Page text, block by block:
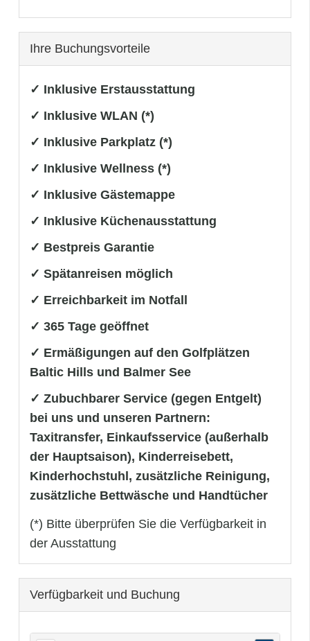
Ihre Buchungsvorteile
✓ Inklusive Erstausstattung
✓ Inklusive WLAN (*)
✓ Inklusive Parkplatz (*)
✓ Inklusive Wellness (*)
✓ Inklusive Gästemappe
✓ Inklusive Küchenausstattung
✓ Bestpreis Garantie
✓ Spätanreisen möglich
✓ Erreichbarkeit im Notfall
✓ 365 Tage geöffnet
✓ Ermäßigungen auf den Golfplätzen
Baltic Hills und Balmer See
✓ Zubuchbarer Service (gegen Entgelt)
bei uns und unseren Partnern:
Taxitransfer, Einkaufsservice (außerhalb
der Hauptsaison), Kinderreisebett,
Kinderhochstuhl, zusätzliche Reinigung,
zusätzliche Bettwäsche und Handtücher
(*) Bitte überprüfen Sie die Verfügbarkeit in
der Ausstattung
Verfügbarkeit und Buchung